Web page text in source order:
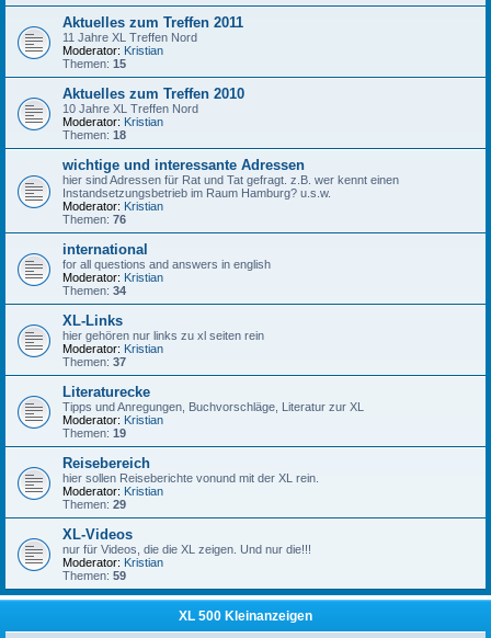
Aktuelles zum Treffen 2011
11 Jahre XL Treffen Nord
Moderator: Kristian
Themen: 15
Aktuelles zum Treffen 2010
10 Jahre XL Treffen Nord
Moderator: Kristian
Themen: 18
wichtige und interessante Adressen
hier sind Adressen für Rat und Tat gefragt. z.B. wer kennt einen
Instandsetzungsbetrieb im Raum Hamburg? u.s.w.
Moderator: Kristian
Themen: 76
international
for all questions and answers in english
Moderator: Kristian
Themen: 34
XL-Links
hier gehören nur links zu xl seiten rein
Moderator: Kristian
Themen: 37
Literaturecke
Tipps und Anregungen, Buchvorschläge, Literatur zur XL
Moderator: Kristian
Themen: 19
Reisebereich
hier sollen Reiseberichte vonund mit der XL rein.
Moderator: Kristian
Themen: 29
XL-Videos
nur für Videos, die die XL zeigen. Und nur die!!!
Moderator: Kristian
Themen: 59
XL 500 Kleinanzeigen